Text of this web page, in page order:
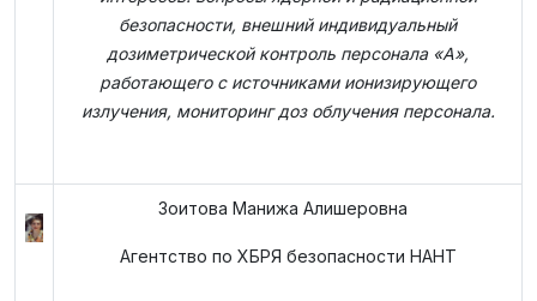
безопасности, внешний индивидуальный
дозиметрической контроль персонала «А»,
работающего с источниками ионизирующего
излучения, мониторинг доз облучения персонала.
Зоитова Манижа Алишеровна
Агентство по ХБРЯ безопасности НАНТ